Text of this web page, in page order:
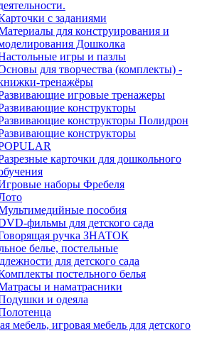
с заданиями
для конструирования и
Дошколка
игры и пазлы
для творчества (комплекты) -
тренажёры
игровые тренажеры
конструкторы
конструкторы Полидрон
конструкторы
карточки для дошкольного
наборы Фребеля
пособия
фильмы для детского сада
ручка ЗНАТОК
белье, постельные
для детского сада
постельного белья
и наматрасники
и одеяла
мебель, игровая мебель для детского